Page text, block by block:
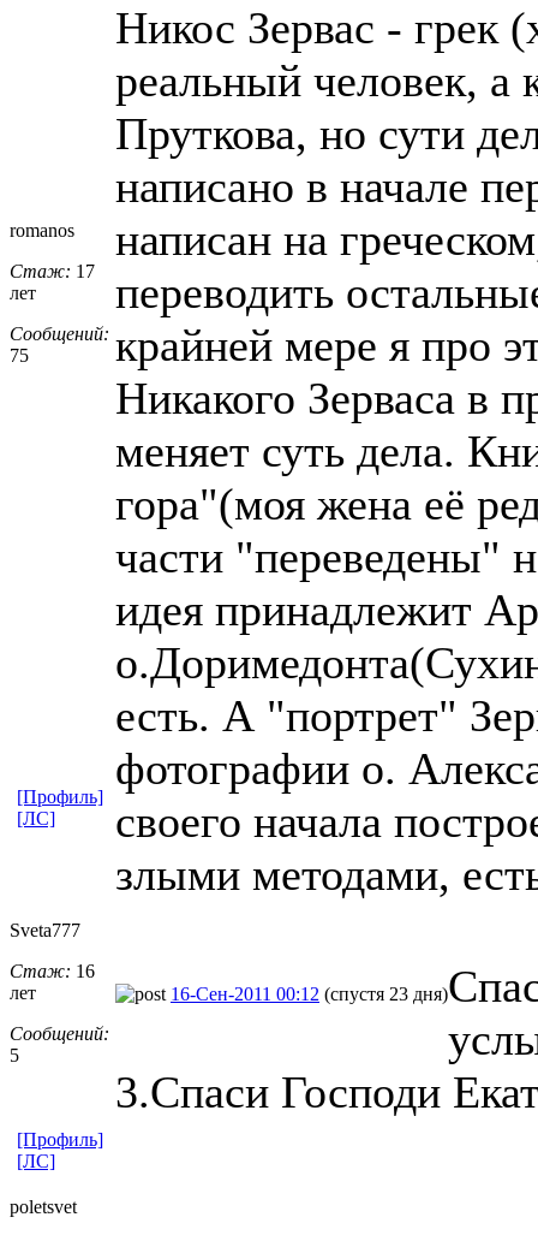
romanos
Стаж: 17
лет
Сообщений:
75
Никос Зервас - грек
реальный человек, а
Пруткова, но сути
написано в начале
написан на
переводить
крайней мере я про
Никакого Зерваса в
меняет суть дела.
гора"(моя жена её
части "переведены"
идея принадлежит
есть. А "портрет"
фотографии о.
своего начала
злыми методами,
[Профиль]
[ЛС]
Sveta777
Стаж: 16
лет
Сообщений:
5
16-Сен-2011 00:12 (спустя 23 дня)
3.Спаси Господи
[Профиль]
[ЛС]
poletsvet